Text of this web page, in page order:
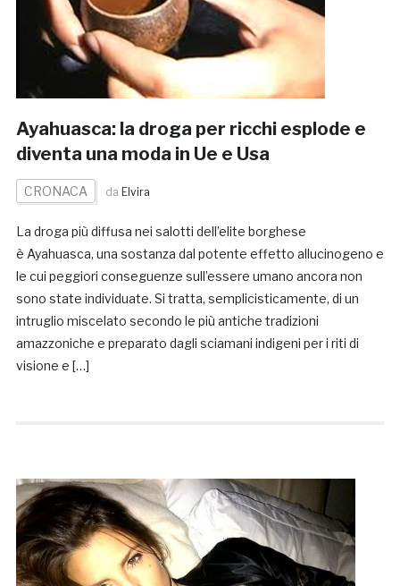
Ayahuasca: la droga per ricchi esplode e
diventa una moda in Ue e Usa
CRONACA da Elvira
La droga più diffusa nei salotti dell’elite borghese
è Ayahuasca, una sostanza dal potente effetto allucinogeno e
le cui peggiori conseguenze sull’essere umano ancora non
sono state individuate. Si tratta, semplicisticamente, di un
intruglio miscelato secondo le più antiche tradizioni
amazzoniche e preparato dagli sciamani indigeni per i riti di
visione e […]